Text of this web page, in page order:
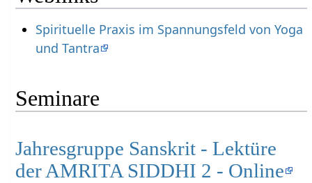
Spirituelle Praxis im Spannungsfeld von Yoga
und Tantra
Seminare
Jahresgruppe Sanskrit - Lektüre
der AMRITA SIDDHI 2 - Online